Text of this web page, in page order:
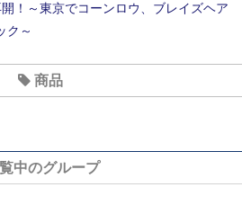
！～東京でコーンロウ、ブレイズヘア
ク～
商品
中のグループ